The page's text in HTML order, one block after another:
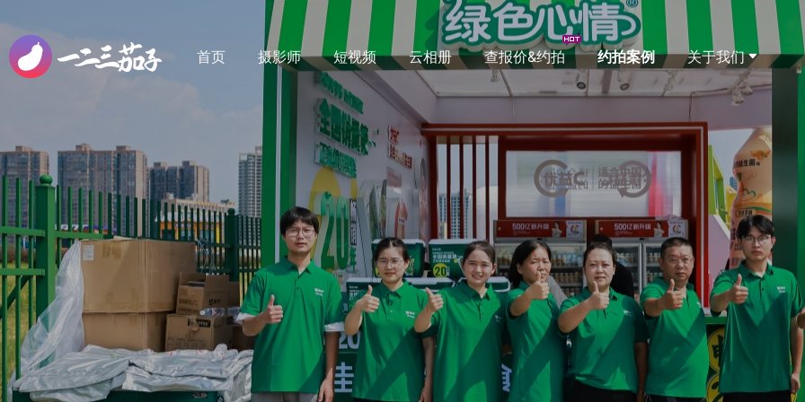
首页 摄影师 短视频 云相册 查报价&约拍 约拍案例 关于我们